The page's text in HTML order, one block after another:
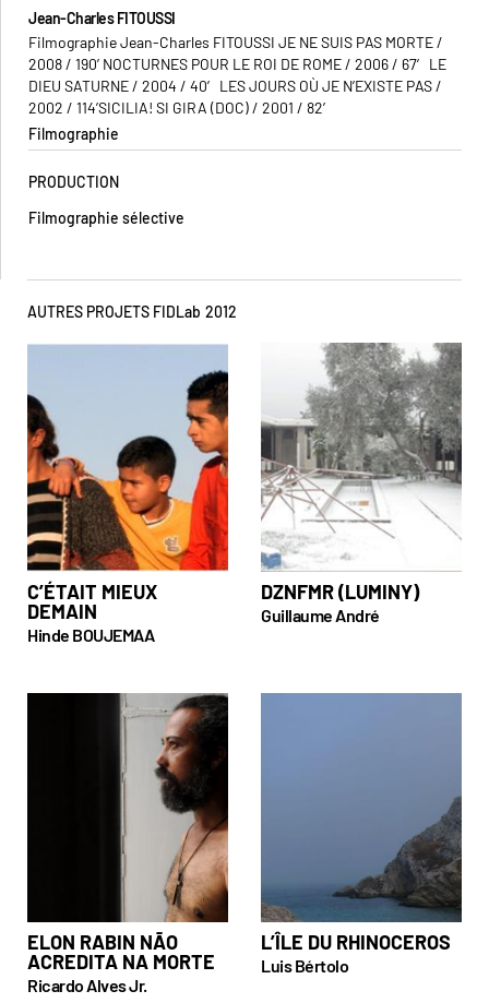
Jean-Charles FITOUSSI
Filmographie Jean-Charles FITOUSSI JE NE SUIS PAS MORTE /
2008 / 190’ NOCTURNES POUR LE ROI DE ROME / 2006 / 67′ LE
DIEU SATURNE / 2004 / 40′ LES JOURS OÙ JE N’EXISTE PAS /
2002 / 114’SICILIA! SI GIRA (DOC) / 2001 / 82′
Filmographie
PRODUCTION
Filmographie sélective
AUTRES PROJETS FIDLab 2012
C’ÉTAIT MIEUX
DEMAIN
Hinde BOUJEMAA
DZNFMR (LUMINY)
Guillaume André
ELON RABIN NÃO
ACREDITA NA MORTE
Ricardo Alves Jr.
L’ÎLE DU RHINOCEROS
Luis Bértolo